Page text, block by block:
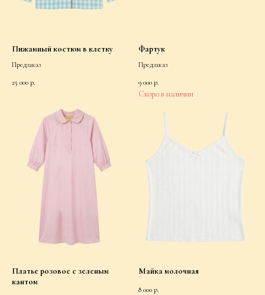
Пижамный костюм в клетку
Предзаказ
25 000 р.
Фартук
Предзаказ
9 000 р.
Платье розовое с зеленым
кантом
Майка молочная
8 000 р.